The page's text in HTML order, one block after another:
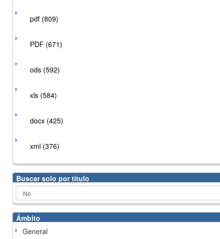
pdf (809)
PDF (671)
ods (592)
xls (584)
docx (425)
xml (376)
Buscar solo por título
Ámbito
General